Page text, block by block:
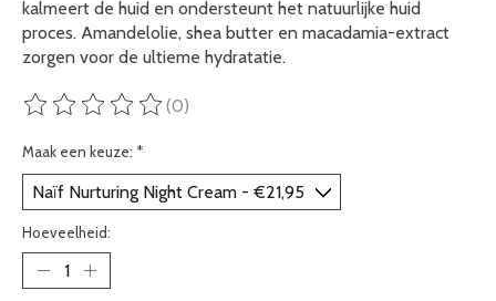
kalmeert de huid en ondersteunt het natuurlijke huid
proces. Amandelolie, shea butter en macadamia-extract
zorgen voor de ultieme hydratatie.
De beoordeling van dit product is
(0)
Maak een keuze: *
Hoeveelheid: